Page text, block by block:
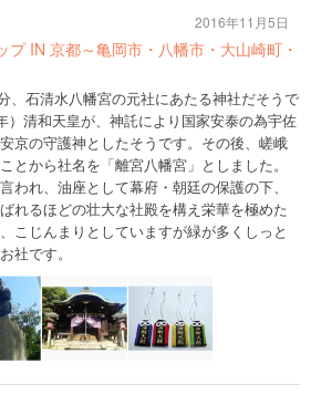
IN 京都～亀岡市・八幡市・大山崎町・
、石清水八幡宮の元社にあたる神社だそうで
）清和天皇が、神託により国家安泰の為宇佐
京の守護神としたそうです。その後、嵯峨
とから社名を「離宮八幡宮」としました。
われ、油座として幕府・朝廷の保護の下、
れるほどの壮大な社殿を構え栄華を極めた
こじんまりとしていますが緑が多くしっと
社です。
2016年11月5日